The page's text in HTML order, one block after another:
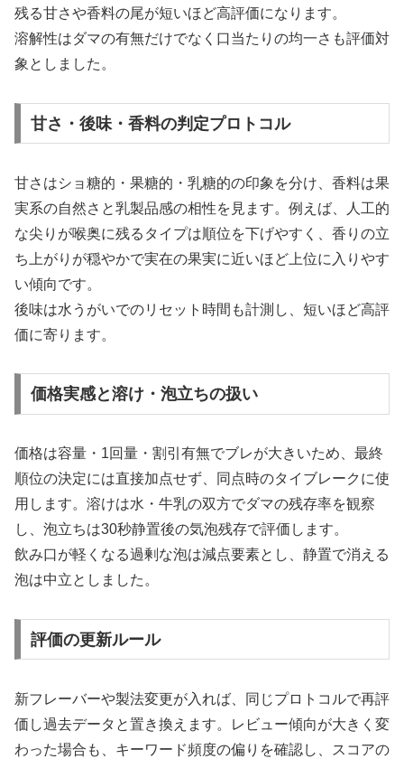
残る甘さや香料の尾が短いほど高評価になります。
溶解性はダマの有無だけでなく口当たりの均一さも評価対
象としました。
甘さ・後味・香料の判定プロトコル
甘さはショ糖的・果糖的・乳糖的の印象を分け、香料は果
実系の自然さと乳製品感の相性を見ます。例えば、人工的
な尖りが喉奥に残るタイプは順位を下げやすく、香りの立
ち上がりが穏やかで実在の果実に近いほど上位に入りやす
い傾向です。
後味は水うがいでのリセット時間も計測し、短いほど高評
価に寄ります。
価格実感と溶け・泡立ちの扱い
価格は容量・1回量・割引有無でブレが大きいため、最終
順位の決定には直接加点せず、同点時のタイブレークに使
用します。溶けは水・牛乳の双方でダマの残存率を観察
し、泡立ちは30秒静置後の気泡残存で評価します。
飲み口が軽くなる過剰な泡は減点要素とし、静置で消える
泡は中立としました。
評価の更新ルール
新フレーバーや製法変更が入れば、同じプロトコルで再評
価し過去データと置き換えます。レビュー傾向が大きく変
わった場合も、キーワード頻度の偏りを確認し、スコアの